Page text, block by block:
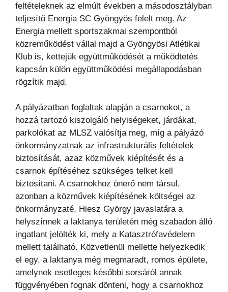
feltételeknek az elmúlt években a másodosztályban
teljesítő Energia SC Gyöngyös felelt meg. Az
Energia mellett sportszakmai szempontból
közreműködést vállal majd a Gyöngyösi Atlétikai
Klub is, kettejük együttműködését a működtetés
kapcsán külön együttműködési megállapodásban
rögzítik majd.
A pályázatban foglaltak alapján a csarnokot, a
hozzá tartozó kiszolgáló helyiségeket, járdákat,
parkolókat az MLSZ valósítja meg, míg a pályázó
önkormányzatnak az infrastrukturális feltételek
biztosítását, azaz közművek kiépítését és a
csarnok építéséhez szükséges telket kell
biztosítani. A csarnokhoz önerő nem társul,
azonban a közművek kiépítésének költségei az
önkormányzaté. Hiesz György javaslatára a
helyszínnek a laktanya területén még szabadon álló
ingatlant jelölték ki, mely a Katasztrófavédelem
mellett található. Közvetlenül mellette helyezkedik
el egy, a laktanya még megmaradt, romos épülete,
amelynek esetleges későbbi sorsáról annak
függvényében fognak dönteni, hogy a csarnokhoz